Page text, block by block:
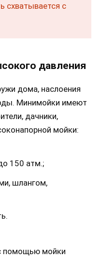
схватывается с
давления
дома, наслоения
Минимойки имеют
дачники,
мойки:
150 атм.;
шлангом,